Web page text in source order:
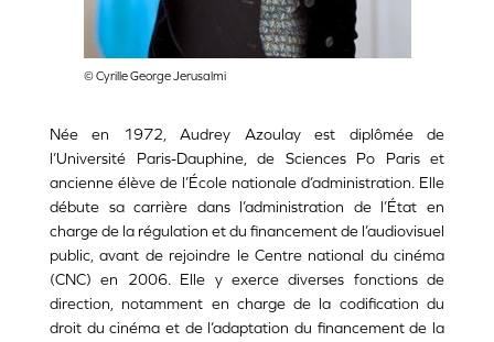
© Cyrille George Jerusalmi
Née en 1972, Audrey Azoulay est diplômée de
l’Université Paris-Dauphine, de Sciences Po Paris et
ancienne élève de l’École nationale d’administration. Elle
débute sa carrière dans l’administration de l’État en
charge de la régulation et du financement de l’audiovisuel
public, avant de rejoindre le Centre national du cinéma
(CNC) en 2006. Elle y exerce diverses fonctions de
direction, notamment en charge de la codification du
droit du cinéma et de l’adaptation du financement de la